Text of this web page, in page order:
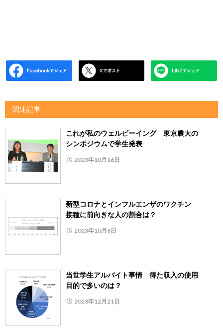
関連記事
これが私のウェルビーイング 東京農大の
シンポジウムで学生発表
2023年10月16日
新型コロナとインフルエンザのワクチン
接種に前向きな人の割合は？
2023年10月6日
当世学生アルバイト事情 得た収入の使用
目的で多いのは？
2023年12月21日